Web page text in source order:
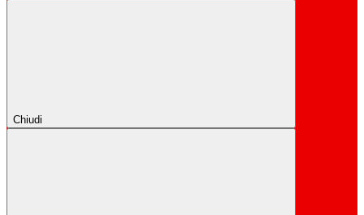
Chiudi